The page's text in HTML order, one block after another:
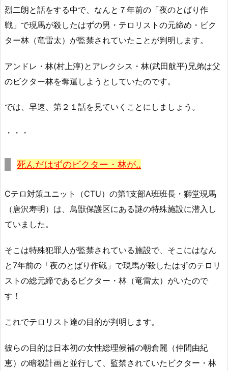
烈二朗と話をする中で、なんと７年前の「夜のとばり作
戦」で現馬が殺したはずの男・テロリストの元締め・ビク
ター林（竜雷太）が監禁されていたことが判明します。
アンドレ・林(村上淳)とアレクシス・林(武田航平)兄弟は父
のビクター林を奪還しようとしていたのです。
では、早速、第２１話を見ていくことにしましょう。
・・・
死んだはずのビクター・林が..
Cテロ対策ユニット（CTU）の第1支部A班班長・獅堂現馬
（唐沢寿明）は、鳥獣保護区にある謎の特殊施設に潜入し
ていました。
そこは特殊犯罪人が監禁されている施設で、そこにはなん
と7年前の「夜のとばり作戦」で現馬が殺したはずのテロリ
ストの総元締であるビクター・林（竜雷太）がいたので
す！
これでテロリスト達の目的が判明します。
彼らの目的は日本初の女性総理候補の朝倉麗（仲間由紀
恵）の暗殺計画と並行して、監禁されていたビクター・林